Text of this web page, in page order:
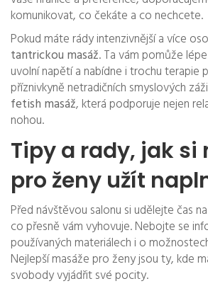
komunikovat, co čekáte a co nechcete.
Pokud máte rády intenzivnější a více
tantrickou masáž. Ta vám pomůže
uvolní napětí a nabídne i trochu terapie
příznivkyně netradičních smyslových
fetish masáž, která podporuje nejen
nohou.
Tipy a rady, jak si
pro ženy užít
Před návštěvou salonu si udělejte čas
co přesně vám vyhovuje. Nebojte se
používaných materiálech i o
Nejlepší masáže pro ženy jsou ty, kde
svobody vyjádřit své pocity.